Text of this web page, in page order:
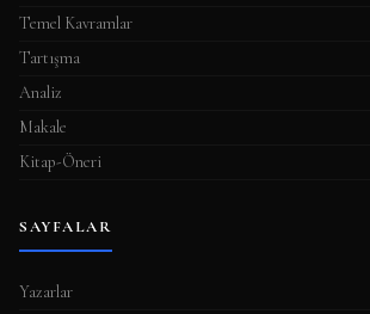
Temel Kavramlar
Tartışma
Analiz
Makale
Kitap-Öneri
SAYFALAR
Yazarlar